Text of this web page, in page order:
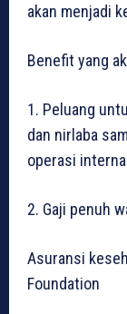
akan menjadi
Benefit yang
1. Peluang
dan nirlaba
operasi
2. Gaji penuh
Asuransi
Foundation